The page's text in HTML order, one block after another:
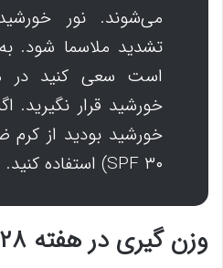
می‌شوند. نور
تشدید ملاسما شود.
است سعی کنید در
خورشید قرار
خورشید بودید از کرم
SPF ۳۰) استفاده کنید.
وزن گیری در هفته ۲۸ بارداری